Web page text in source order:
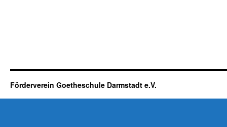
Förderverein Goetheschule Darmstadt e.V.